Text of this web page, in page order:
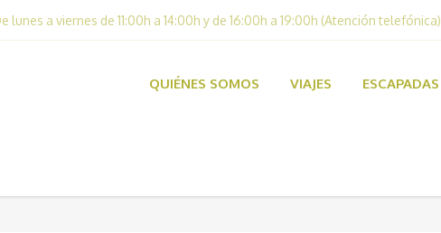
lunes a viernes de 11:00h a 14:00h y de 16:00h a 19:00h (Atención telefónica)
QUIÉNES SOMOS VIAJES ESCAPADAS